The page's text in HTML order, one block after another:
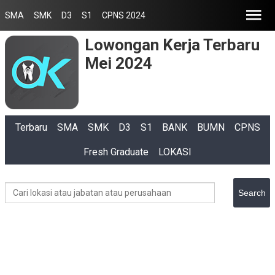
SMA SMK D3 S1 CPNS 2024
Lowongan Kerja Terbaru
Mei 2024
Terbaru SMA SMK D3 S1 BANK BUMN CPNS
Fresh Graduate LOKASI